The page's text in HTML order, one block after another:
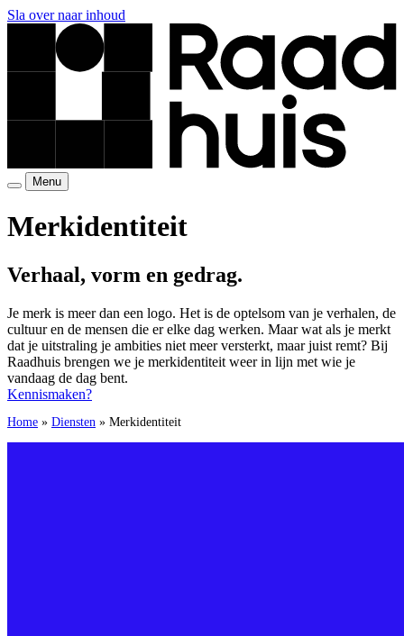
Sla over naar inhoud
Menu
Merkidentiteit
Verhaal, vorm en gedrag.
Je merk is meer dan een logo. Het is de optelsom van je verhalen, de
cultuur en de mensen die er elke dag werken. Maar wat als je merkt
dat je uitstraling je ambities niet meer versterkt, maar juist remt? Bij
Raadhuis brengen we je merkidentiteit weer in lijn met wie je
vandaag de dag bent.
Kennismaken?
Home » Diensten » Merkidentiteit